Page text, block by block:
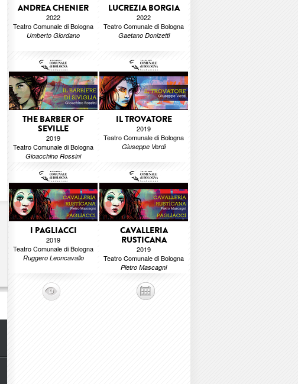
ANDREA CHENIER
2022
Teatro Comunale di Bologna
Umberto Giordano
LUCREZIA BORGIA
2022
Teatro Comunale di Bologna
Gaetano Donizetti
THE BARBER OF
SEVILLE
2019
Teatro Comunale di Bologna
Gioacchino Rossini
IL TROVATORE
2019
Teatro Comunale di Bologna
Giuseppe Verdi
I PAGLIACCI
2019
Teatro Comunale di Bologna
Ruggero Leoncavallo
CAVALLERIA
RUSTICANA
2019
Teatro Comunale di Bologna
Pietro Mascagni